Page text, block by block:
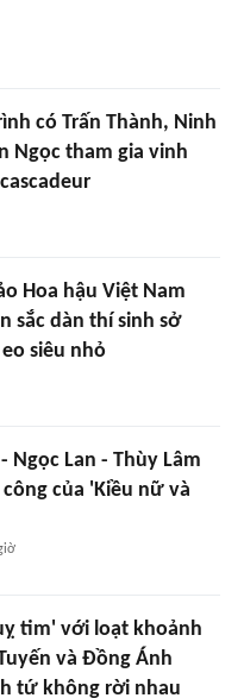
có Trấn Thành, Ninh
Ngọc tham gia vinh
Hoa hậu Việt Nam
sắc dàn thí sinh sở
siêu nhỏ
- Ngọc Lan - Thùy Lâm
của 'Kiều nữ và
tim' với loạt khoảnh
và Đồng Ánh
tứ không rời nhau